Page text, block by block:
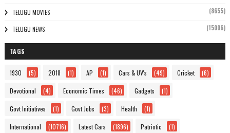
TELUGU MOVIES (8655)
TELUGU NEWS (15006)
TAGS
1930 (5) 2018 (1) AP (1) Cars & UV's (49) Cricket (6)
Devotional (4) Economic Times (46) Gadgets (1)
Govt Initiatives (1) Govt Jobs (3) Health (1)
International (10716) Latest Cars (1896) Patriotic (1)